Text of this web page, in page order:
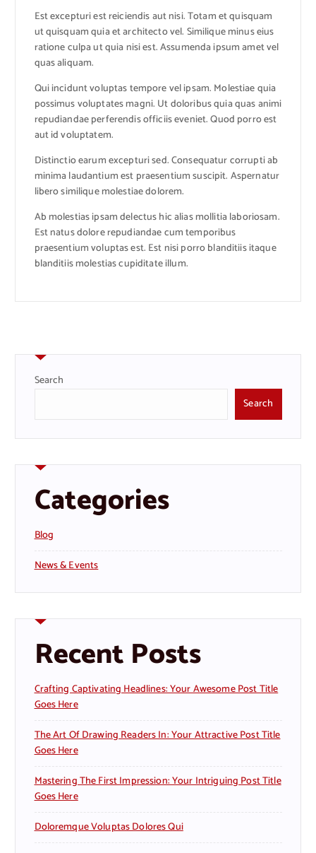
Est excepturi est reiciendis aut nisi. Totam et quisquam
ut quisquam quia et architecto vel. Similique minus eius
ratione culpa ut quia nisi est. Assumenda ipsum amet vel
quas aliquam.
Qui incidunt voluptas tempore vel ipsam. Molestiae quia
possimus voluptates magni. Ut doloribus quia quas animi
repudiandae perferendis officiis eveniet. Quod porro est
aut id voluptatem.
Distinctio earum excepturi sed. Consequatur corrupti ab
minima laudantium est praesentium suscipit. Aspernatur
libero similique molestiae dolorem.
Ab molestias ipsam delectus hic alias mollitia laboriosam.
Est natus dolore repudiandae cum temporibus
praesentium voluptas est. Est nisi porro blanditiis itaque
blanditiis molestias cupiditate illum.
Search
Search
Categories
Blog
News & Events
Recent Posts
Crafting Captivating Headlines: Your Awesome Post Title
Goes Here
The Art Of Drawing Readers In: Your Attractive Post Title
Goes Here
Mastering The First Impression: Your Intriguing Post Title
Goes Here
Doloremque Voluptas Dolores Qui